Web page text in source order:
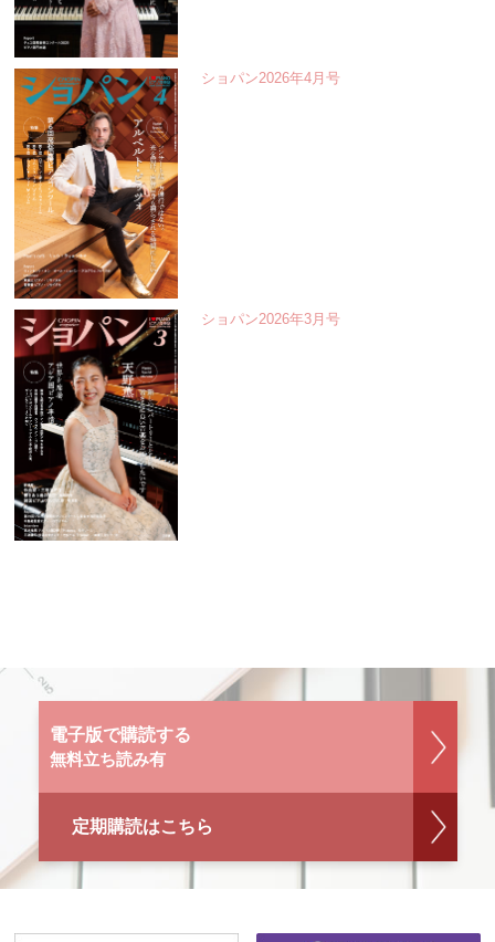
ショパン2026年4月号
ショパン2026年3月号
電子版で購読する
無料立ち読み有
定期購読はこちら